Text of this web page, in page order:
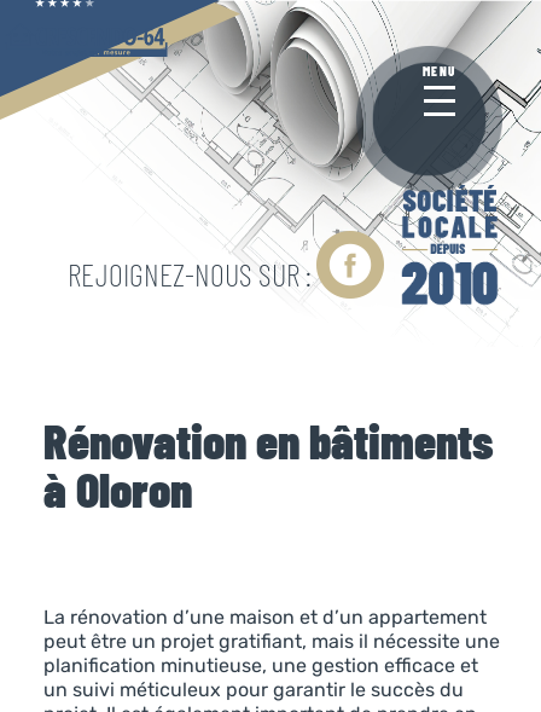
principal
MENU
Rénovation en bâtiments
à Oloron
La rénovation d’une maison et d’un appartement
peut être un projet gratifiant, mais il nécessite une
planification minutieuse, une gestion efficace et
un suivi méticuleux pour garantir le succès du
REJOIGNEZ-NOUS SUR :